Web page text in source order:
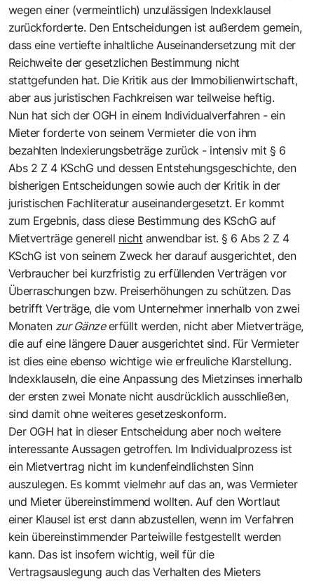
wegen einer (vermeintlich) unzulässigen Indexklausel
zurückforderte. Den Entscheidungen ist außerdem gemein,
dass eine vertiefte inhaltliche Auseinandersetzung mit der
Reichweite der gesetzlichen Bestimmung nicht
stattgefunden hat. Die Kritik aus der Immobilienwirtschaft,
aber aus juristischen Fachkreisen war teilweise heftig.
Nun hat sich der OGH in einem Individualverfahren - ein
Mieter forderte von seinem Vermieter die von ihm
bezahlten Indexierungsbeträge zurück - intensiv mit § 6
Abs 2 Z 4 KSchG und dessen Entstehungsgeschichte, den
bisherigen Entscheidungen sowie auch der Kritik in der
juristischen Fachliteratur auseinandergesetzt. Er kommt
zum Ergebnis, dass diese Bestimmung des KSchG auf
Mietverträge generell nicht anwendbar ist. § 6 Abs 2 Z 4
KSchG ist von seinem Zweck her darauf ausgerichtet, den
Verbraucher bei kurzfristig zu erfüllenden Verträgen vor
Überraschungen bzw. Preiserhöhungen zu schützen. Das
betrifft Verträge, die vom Unternehmer innerhalb von zwei
Monaten zur Gänzeerfüllt werden, nicht aber Mietverträge,
die auf eine längere Dauer ausgerichtet sind. Für Vermieter
ist dies eine ebenso wichtige wie erfreuliche Klarstellung.
Indexklauseln, die eine Anpassung des Mietzinses innerhalb
der ersten zwei Monate nicht ausdrücklich ausschließen,
sind damit ohne weiteres gesetzeskonform.
Der OGH hat in dieser Entscheidung aber noch weitere
interessante Aussagen getroffen. Im Individualprozess ist
ein Mietvertrag nicht im kundenfeindlichsten Sinn
auszulegen. Es kommt vielmehr auf das an, was Vermieter
und Mieter übereinstimmend wollten. Auf den Wortlaut
einer Klausel ist erst dann abzustellen, wenn im Verfahren
kein übereinstimmender Parteiwille festgestellt werden
kann. Das ist insofern wichtig, weil für die
Vertragsauslegung auch das Verhalten des Mieters